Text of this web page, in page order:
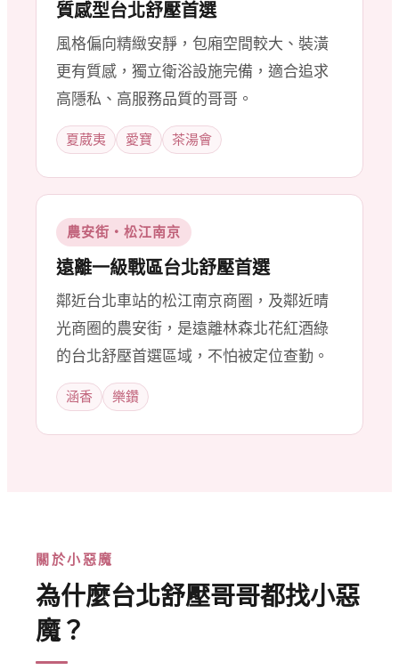
質感型台北舒壓首選
風格偏向精緻安靜，包廂空間較大、裝潢
更有質感，獨立衛浴設施完備，適合追求
高隱私、高服務品質的哥哥。
夏葳夷 愛寶 茶湯會
農安街・松江南京
遠離一級戰區台北舒壓首選
鄰近台北車站的松江南京商圈，及鄰近晴
光商圈的農安街，是遠離林森北花紅酒綠
的台北舒壓首選區域，不怕被定位查勤。
涵香 樂鑽
關於小惡魔
為什麼台北舒壓哥哥都找小惡
魔？